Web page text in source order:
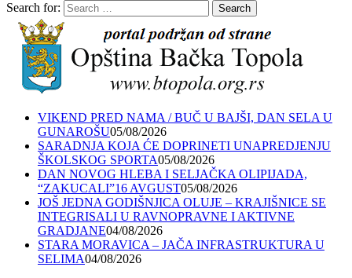
Search for: Search
VIKEND PRED NAMA / BUČ U BAJŠI, DAN SELA U
GUNAROŠU05/08/2026
SARADNJA KOJA ĆE DOPRINETI UNAPREDJENJU
ŠKOLSKOG SPORTA05/08/2026
DAN NOVOG HLEBA I SELJAČKA OLIPIJADA,
“ZAKUCALI”16 AVGUST05/08/2026
JOŠ JEDNA GODIŠNJICA OLUJE – KRAJIŠNICE SE
INTEGRISALI U RAVNOPRAVNE I AKTIVNE
GRADJANE04/08/2026
STARA MORAVICA – JAČA INFRASTRUKTURA U
SELIMA04/08/2026